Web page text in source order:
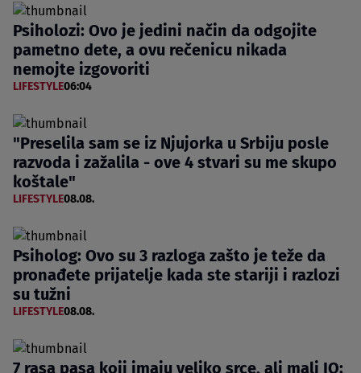
Psiholozi: Ovo je jedini način da odgojite
pametno dete, a ovu rečenicu nikada
nemojte izgovoriti
LIFESTYLE06:04
"Preselila sam se iz Njujorka u Srbiju posle
razvoda i zažalila - ove 4 stvari su me skupo
koštale"
LIFESTYLE08.08.
Psiholog: Ovo su 3 razloga zašto je teže da
pronađete prijatelje kada ste stariji i razlozi
su tužni
LIFESTYLE08.08.
7 rasa pasa koji imaju veliko srce, ali mali IQ: